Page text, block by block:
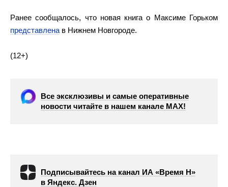
Ранее сообщалось, что новая книга о Максиме Горьком
представлена в Нижнем Новгороде.
(12+)
Все эксклюзивы и самые оперативные
новости читайте в нашем канале МАХ!
Подписывайтесь на канал ИА «Время Н»
в Яндекс. Дзен